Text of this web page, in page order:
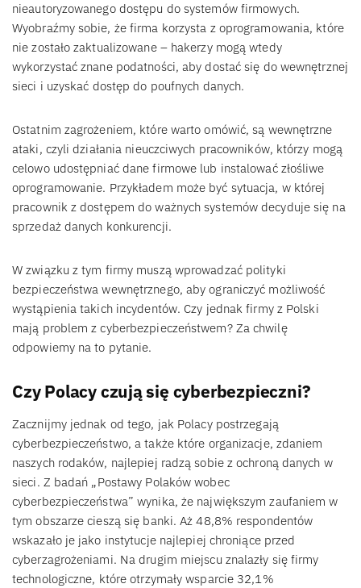
nieautoryzowanego dostępu do systemów firmowych.
Wyobraźmy sobie, że firma korzysta z oprogramowania, które
nie zostało zaktualizowane – hakerzy mogą wtedy
wykorzystać znane podatności, aby dostać się do wewnętrznej
sieci i uzyskać dostęp do poufnych danych.
Ostatnim zagrożeniem, które warto omówić, są wewnętrzne
ataki, czyli działania nieuczciwych pracowników, którzy mogą
celowo udostępniać dane firmowe lub instalować złośliwe
oprogramowanie. Przykładem może być sytuacja, w której
pracownik z dostępem do ważnych systemów decyduje się na
sprzedaż danych konkurencji.
W związku z tym firmy muszą wprowadzać polityki
bezpieczeństwa wewnętrznego, aby ograniczyć możliwość
wystąpienia takich incydentów. Czy jednak firmy z Polski
mają problem z cyberbezpieczeństwem? Za chwilę
odpowiemy na to pytanie.
Czy Polacy czują się cyberbezpieczni?
Zacznijmy jednak od tego, jak Polacy postrzegają
cyberbezpieczeństwo, a także które organizacje, zdaniem
naszych rodaków, najlepiej radzą sobie z ochroną danych w
sieci. Z badań „Postawy Polaków wobec
cyberbezpieczeństwa” wynika, że największym zaufaniem w
tym obszarze cieszą się banki. Aż 48,8% respondentów
wskazało je jako instytucje najlepiej chroniące przed
cyberzagrożeniami. Na drugim miejscu znalazły się firmy
technologiczne, które otrzymały wsparcie 32,1%